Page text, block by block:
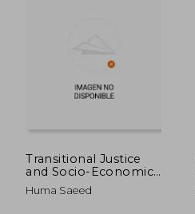
Transitional Justice
and Socio-Economic
Harm: Land Grabbing
in Afghanistan (en
Huma Saeed